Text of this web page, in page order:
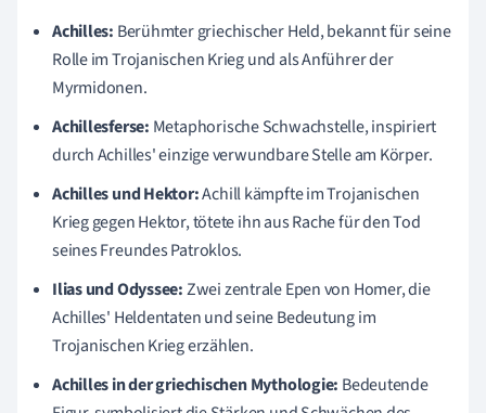
Achilles: Berühmter griechischer Held, bekannt für seine
Rolle im Trojanischen Krieg und als Anführer der
Myrmidonen.
Achillesferse: Metaphorische Schwachstelle, inspiriert
durch Achilles' einzige verwundbare Stelle am Körper.
Achilles und Hektor:Achill kämpfte im Trojanischen
Krieg gegen Hektor, tötete ihn aus Rache für den Tod
seines Freundes Patroklos.
Ilias und Odyssee:Zwei zentrale Epen von Homer, die
Achilles' Heldentaten und seine Bedeutung im
Trojanischen Krieg erzählen.
Achilles in der griechischen Mythologie: Bedeutende